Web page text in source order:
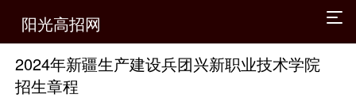
阳光高招网
2024年新疆生产建设兵团兴新职业技术学院
招生章程